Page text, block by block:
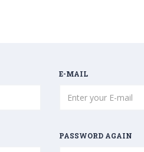
E-MAIL
PASSWORD AGAIN